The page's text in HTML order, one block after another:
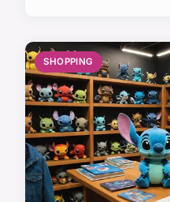
SHOPPING